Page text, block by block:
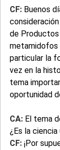
CF:Buenos
de Productos
metamidofos
particular la
vez en la
tema
oportunidad
CA: El tema
¿Es la
CF: ¡Por